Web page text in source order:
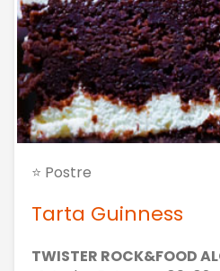
⭐ Postre
Tarta Guinness
TWISTER ROCK&FOOD